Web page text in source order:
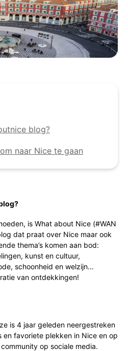
blog?
naar Nice te gaan
is What about Nice (#WAN
dat praat over Nice maar ook
thema’s komen aan bod:
kunst en cultuur,
schoonheid en welzijn…
van ontdekkingen!
is 4 jaar geleden neergestreken
en favoriete plekken in Nice en op
op sociale media.